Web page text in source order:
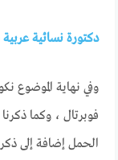
دكتورة نسائية
وفي نهاية الموضوع
فوبرتال ، وكما
الحمل إضافة إلى